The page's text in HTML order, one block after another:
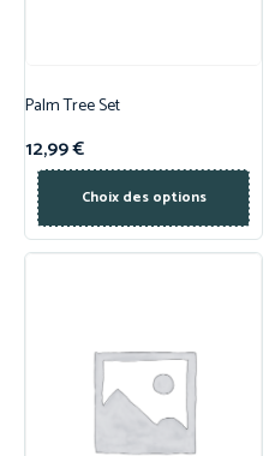
Palm Tree Set
12,99€
Choix des options